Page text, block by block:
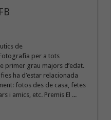
de
per a tots
primer grau majors d’edat.
ha d’estar relacionada
fotos des de casa, fetes
i amics, etc. Premis El ...